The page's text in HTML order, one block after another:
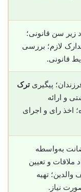
زیر سن قانونی؛
لازم؛ بررسی
قانونی.
پیگیریترک
و ارائه
اخذ رای و اجرای
به‌واسطه
ملاقات و تعیین
والدین؛ تهیه
نیاز.